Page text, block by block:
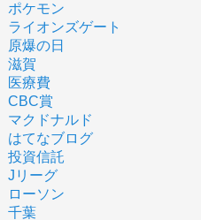
ポケモン
ライオンズゲート
原爆の日
滋賀
医療費
CBC賞
マクドナルド
はてなブログ
投資信託
Jリーグ
ローソン
千葉